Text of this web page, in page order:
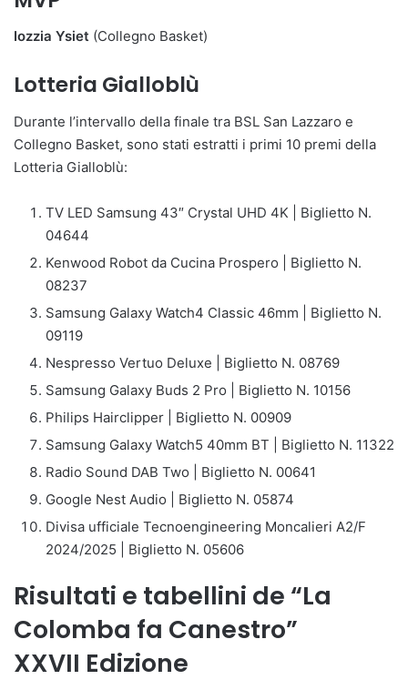
Iozzia Ysiet (Collegno Basket)
Lotteria Gialloblù
Durante l’intervallo della finale tra BSL San Lazzaro e
Collegno Basket, sono stati estratti i primi 10 premi della
Lotteria Gialloblù:
TV LED Samsung 43″ Crystal UHD 4K | Biglietto N.
04644
Kenwood Robot da Cucina Prospero | Biglietto N.
08237
Samsung Galaxy Watch4 Classic 46mm | Biglietto N.
09119
Nespresso Vertuo Deluxe | Biglietto N. 08769
Samsung Galaxy Buds 2 Pro | Biglietto N. 10156
Philips Hairclipper | Biglietto N. 00909
Samsung Galaxy Watch5 40mm BT | Biglietto N. 11322
Radio Sound DAB Two | Biglietto N. 00641
Google Nest Audio | Biglietto N. 05874
Divisa ufficiale Tecnoengineering Moncalieri A2/F
2024/2025 | Biglietto N. 05606
Risultati e tabellini de “La
Colomba fa Canestro”
XXVII Edizione